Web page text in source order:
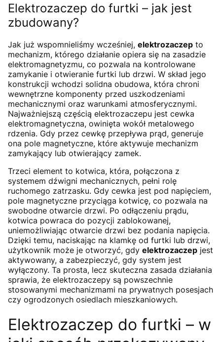
Elektrozaczep do furtki – jak jest
zbudowany?
Jak już wspomnieliśmy wcześniej, elektrozaczep to
mechanizm, którego działanie opiera się na zasadzie
elektromagnetyzmu, co pozwala na kontrolowane
zamykanie i otwieranie furtki lub drzwi. W skład jego
konstrukcji wchodzi solidna obudowa, która chroni
wewnętrzne komponenty przed uszkodzeniami
mechanicznymi oraz warunkami atmosferycznymi.
Najważniejszą częścią elektrozaczepu jest cewka
elektromagnetyczna, owinięta wokół metalowego
rdzenia. Gdy przez cewkę przepływa prąd, generuje
ona pole magnetyczne, które aktywuje mechanizm
zamykający lub otwierający zamek.
Trzeci element to kotwica, która, połączona z
systemem dźwigni mechanicznych, pełni rolę
ruchomego zatrzasku. Gdy cewka jest pod napięciem,
pole magnetyczne przyciąga kotwicę, co pozwala na
swobodne otwarcie drzwi. Po odłączeniu prądu,
kotwica powraca do pozycji zablokowanej,
uniemożliwiając otwarcie drzwi bez podania napięcia.
Dzięki temu, naciskając na klamkę od furtki lub drzwi,
użytkownik może je otworzyć, gdy elektrozaczep jest
aktywowany, a zabezpieczyć, gdy system jest
wyłączony. Ta prosta, lecz skuteczna zasada działania
sprawia, że elektrozaczepy są powszechnie
stosowanymi mechanizmami na prywatnych posesjach
czy ogrodzonych osiedlach mieszkaniowych.
Elektrozaczep do furtki – w